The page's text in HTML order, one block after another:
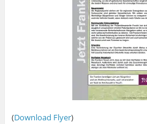
(Download Flyer)